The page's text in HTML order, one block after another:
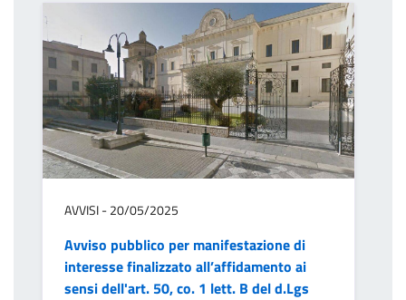
AVVISI - 20/05/2025
Avviso pubblico per manifestazione di
interesse finalizzato all’affidamento ai
sensi dell'art. 50, co. 1 lett. B del d.Lgs